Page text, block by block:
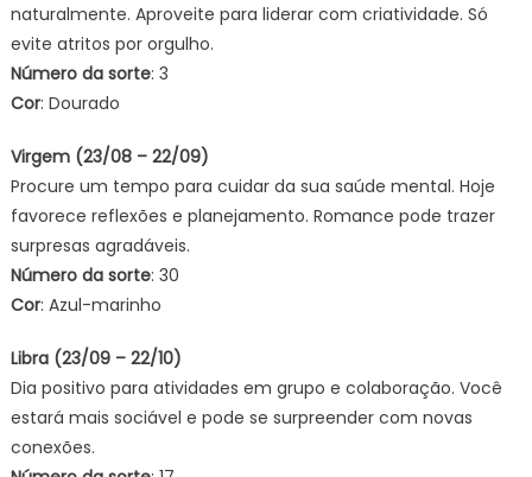
naturalmente. Aproveite para liderar com criatividade. Só
evite atritos por orgulho.
Número da sorte: 3
Cor: Dourado
Virgem (23/08 – 22/09)
Procure um tempo para cuidar da sua saúde mental. Hoje
favorece reflexões e planejamento. Romance pode trazer
surpresas agradáveis.
Número da sorte: 30
Cor: Azul-marinho
Libra (23/09 – 22/10)
Dia positivo para atividades em grupo e colaboração. Você
estará mais sociável e pode se surpreender com novas
conexões.